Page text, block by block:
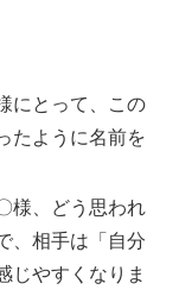
にとって、この
たように名前を
様、どう思われ
、相手は「自分
じやすくなりま